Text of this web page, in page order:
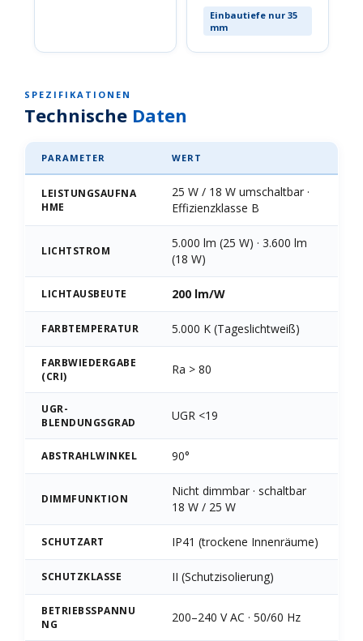
Einbautiefe nur 35
mm
SPEZIFIKATIONEN
Technische Daten
PARAMETER WERT
LEISTUNGSAUFNA
HME
25 W / 18 W umschaltbar ·
Effizienzklasse B
LICHTSTROM
5.000 lm (25 W) · 3.600 lm
(18 W)
LICHTAUSBEUTE 200 lm/W
FARBTEMPERATUR 5.000 K (Tageslichtweiß)
FARBWIEDERGABE
(CRI)
Ra > 80
UGR-
BLENDUNGSGRAD
UGR <19
ABSTRAHLWINKEL 90°
DIMMFUNKTION
Nicht dimmbar · schaltbar
18 W / 25 W
SCHUTZART IP41 (trockene Innenräume)
SCHUTZKLASSE II (Schutzisolierung)
BETRIEBSSPANNU
NG
200–240 V AC · 50/60 Hz